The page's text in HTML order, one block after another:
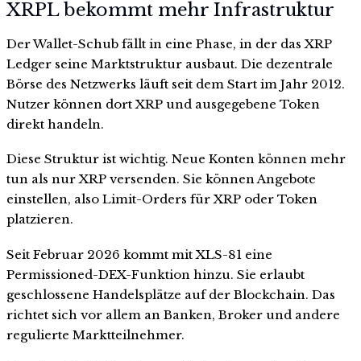
XRPL bekommt mehr Infrastruktur
Der Wallet-Schub fällt in eine Phase, in der das XRP
Ledger seine Marktstruktur ausbaut. Die dezentrale
Börse des Netzwerks läuft seit dem Start im Jahr 2012.
Nutzer können dort XRP und ausgegebene Token
direkt handeln.
Diese Struktur ist wichtig. Neue Konten können mehr
tun als nur XRP versenden. Sie können Angebote
einstellen, also Limit-Orders für XRP oder Token
platzieren.
Seit Februar 2026 kommt mit XLS-81 eine
Permissioned-DEX-Funktion hinzu. Sie erlaubt
geschlossene Handelsplätze auf der Blockchain. Das
richtet sich vor allem an Banken, Broker und andere
regulierte Marktteilnehmer.